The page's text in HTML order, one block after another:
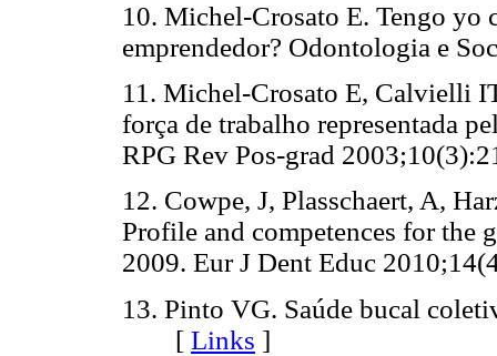
10. Michel-Crosato E. Tengo yo
emprendedor? Odontologia e
11. Michel-Crosato E, Calvielli
força de trabalho representada
RPG Rev Pos-grad
12. Cowpe, J, Plasschaert, A,
Profile and competences for the
2009. Eur J Dent Educ
13. Pinto VG. Saúde bucal
[ Links ]